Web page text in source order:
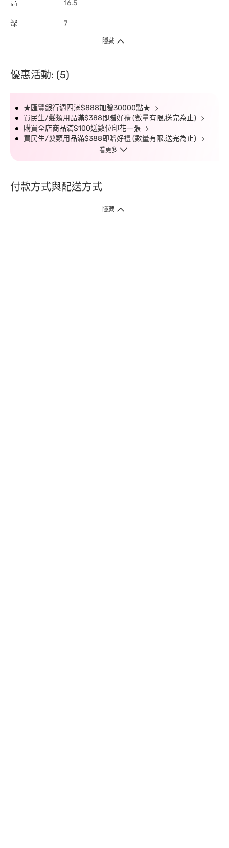
高 16.5
深 7
隱藏
優惠活動: (5)
★匯豐銀行週四滿$888加贈30000點★
買民生/髮類用品滿$388即贈好禮 (數量有限,送完為止)
購買全店商品滿$100送數位印花一張
買民生/髮類用品滿$388即贈好禮 (數量有限,送完為止)
看更多
付款方式與配送方式
隱藏